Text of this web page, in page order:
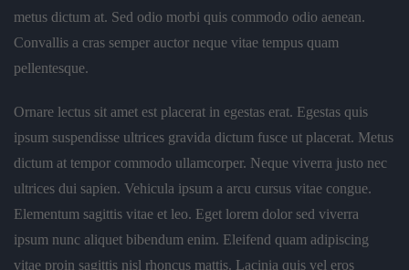
metus dictum at. Sed odio morbi quis commodo odio aenean.
Convallis a cras semper auctor neque vitae tempus quam
pellentesque.
Ornare lectus sit amet est placerat in egestas erat. Egestas quis
ipsum suspendisse ultrices gravida dictum fusce ut placerat. Metus
dictum at tempor commodo ullamcorper. Neque viverra justo nec
ultrices dui sapien. Vehicula ipsum a arcu cursus vitae congue.
Elementum sagittis vitae et leo. Eget lorem dolor sed viverra
ipsum nunc aliquet bibendum enim. Eleifend quam adipiscing
vitae proin sagittis nisl rhoncus mattis. Lacinia quis vel eros